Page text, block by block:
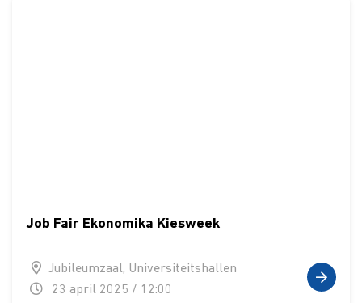
Job Fair Ekonomika Kiesweek
Jubileumzaal, Universiteitshallen
23 april 2025 / 12:00